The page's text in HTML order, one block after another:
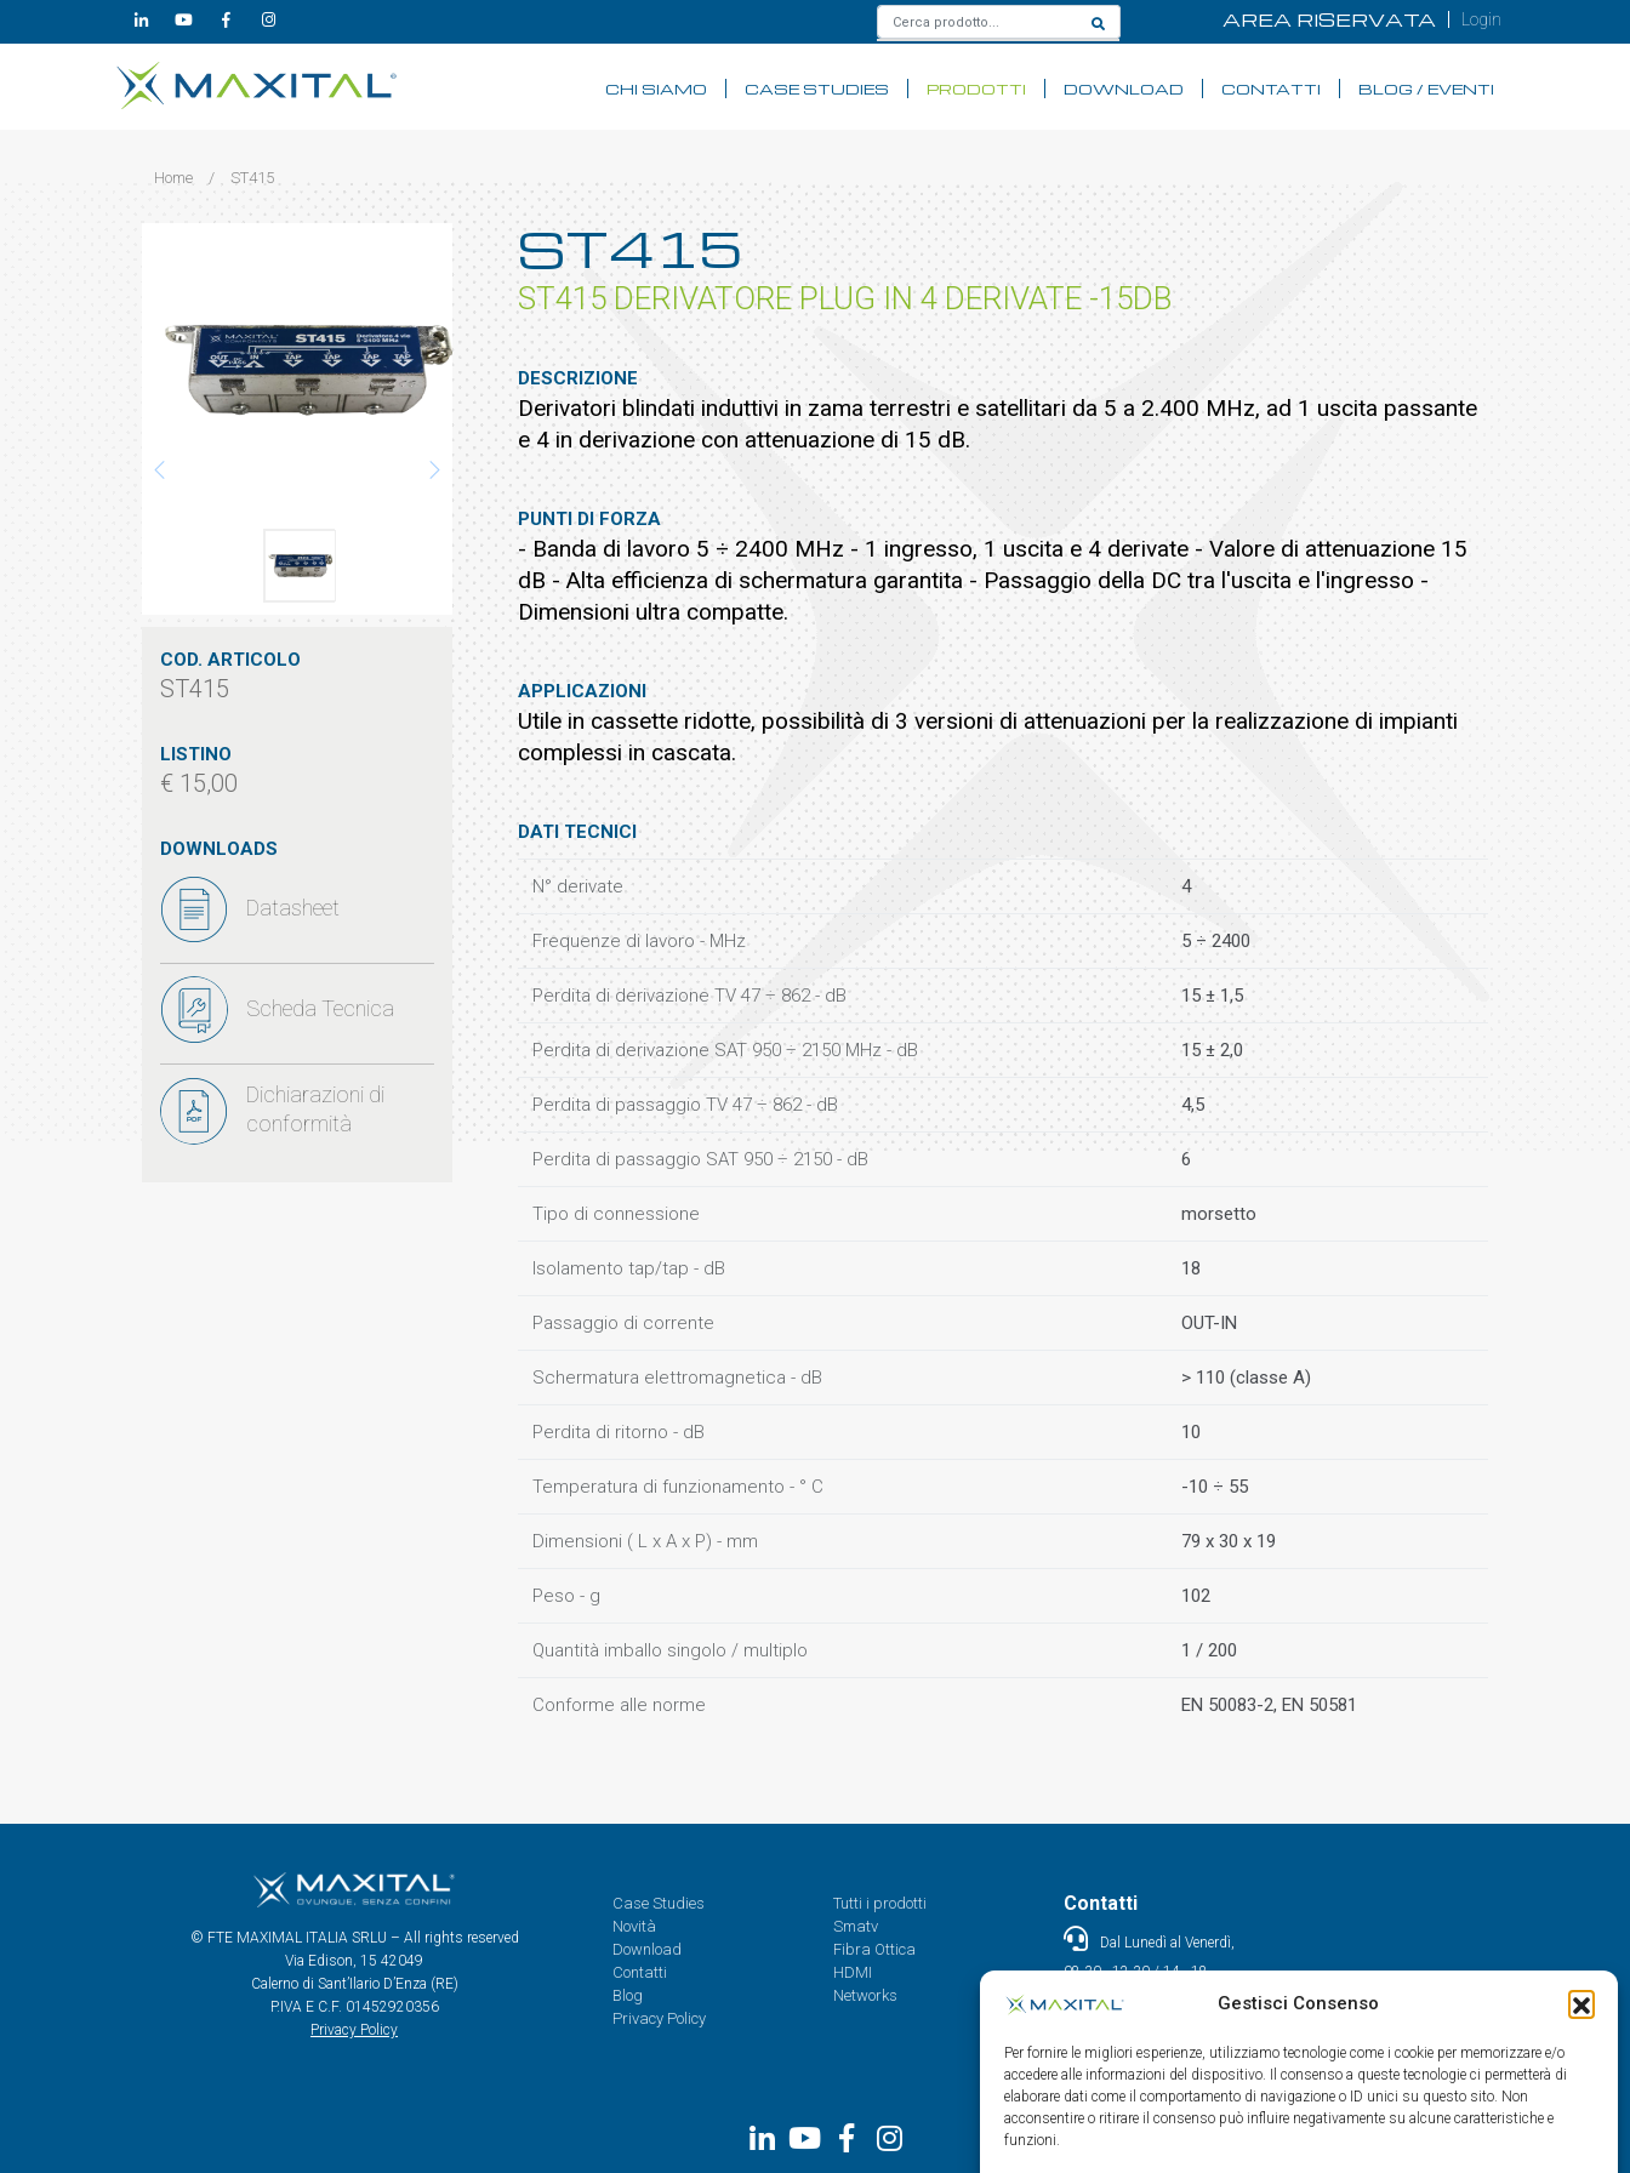
Gestisci Consenso
Per fornire le migliori esperienze, utilizziamo tecnologie come i cookie per memorizzare e/o
accedere alle informazioni del dispositivo. Il consenso a queste tecnologie ci permetterà di
elaborare dati come il comportamento di navigazione o ID unici su questo sito. Non
acconsentire o ritirare il consenso può influire negativamente su alcune caratteristiche e
funzioni.
AREA RISERVATA Login
CHI SIAMO CASE STUDIES PRODOTTI DOWNLOAD CONTATTI BLOG / EVENTI
Home / ST415
COD. ARTICOLO
ST415
LISTINO
€ 15,00
DOWNLOADS
Datasheet
Scheda Tecnica
Dichiarazioni di
conformità
ST415
ST415 DERIVATORE PLUG IN 4 DERIVATE -15DB
DESCRIZIONE
Derivatori blindati induttivi in zama terrestri e satellitari da 5 a 2.400 MHz, ad 1 uscita passante
e 4 in derivazione con attenuazione di 15 dB.
PUNTI DI FORZA
- Banda di lavoro 5 ÷ 2400 MHz - 1 ingresso, 1 uscita e 4 derivate - Valore di attenuazione 15
dB - Alta efficienza di schermatura garantita - Passaggio della DC tra l'uscita e l'ingresso -
Dimensioni ultra compatte.
APPLICAZIONI
Utile in cassette ridotte, possibilità di 3 versioni di attenuazioni per la realizzazione di impianti
complessi in cascata.
DATI TECNICI
N° derivate 4
Frequenze di lavoro - MHz 5 ÷ 2400
Perdita di derivazione TV 47 ÷ 862 - dB 15 ± 1,5
Perdita di derivazione SAT 950 ÷ 2150 MHz - dB 15 ± 2,0
Perdita di passaggio TV 47 ÷ 862 - dB 4,5
Perdita di passaggio SAT 950 ÷ 2150 - dB 6
Tipo di connessione morsetto
Isolamento tap/tap - dB 18
Passaggio di corrente OUT-IN
Schermatura elettromagnetica - dB > 110 (classe A)
Perdita di ritorno - dB 10
Temperatura di funzionamento - ° C -10 ÷ 55
Dimensioni ( L x A x P) - mm 79 x 30 x 19
Peso - g 102
Quantità imballo singolo / multiplo 1 / 200
Conforme alle norme EN 50083-2, EN 50581
© FTE MAXIMAL ITALIA SRLU – All rights reserved
Via Edison, 15 42049
Calerno di Sant’Ilario D’Enza (RE)
P.IVA E C.F. 01452920356
Privacy Policy
Case Studies
Novità
Download
Contatti
Blog
Privacy Policy
Tutti i prodotti
Smatv
Fibra Ottica
HDMI
Networks
Contatti
Dal Lunedì al Venerdì,
08.30 - 12.30 / 14 - 18
0522/909701
info@maxital.it